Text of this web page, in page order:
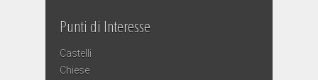
Punti di Interesse
Castelli
Chiese